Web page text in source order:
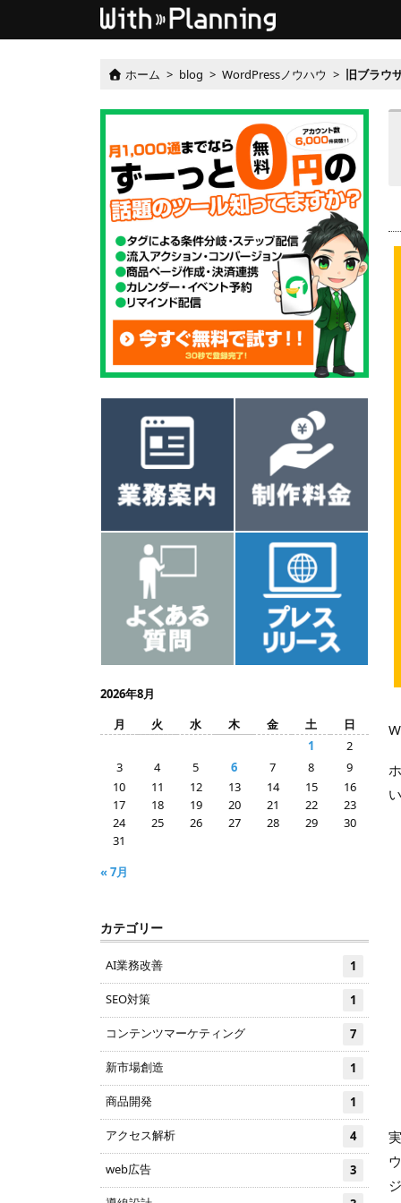
ホーム > blog > WordPressノウハウ >
2026年8月
月
火 水 木 金 土
日
1
2
3
4 5 6 7 8
9
10
11 12 13 14 15
16
17
18 19 20 21 22
23
24
25 26 27 28 29
30
31
« 7月
カテゴリー
AI業務改善 1
SEO対策 1
コンテンツマーケティング 7
新市場創造 1
商品開発 1
アクセス解析 4
web広告 3